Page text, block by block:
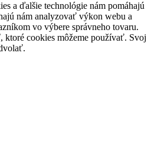
a ďalšie technológie nám pomáhajú
nám analyzovať výkon webu a
vo výbere správneho tovaru.
ktoré cookies môžeme používať. Svoj